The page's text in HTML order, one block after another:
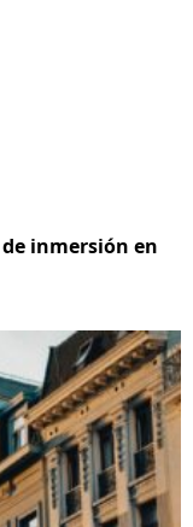
inmersión en